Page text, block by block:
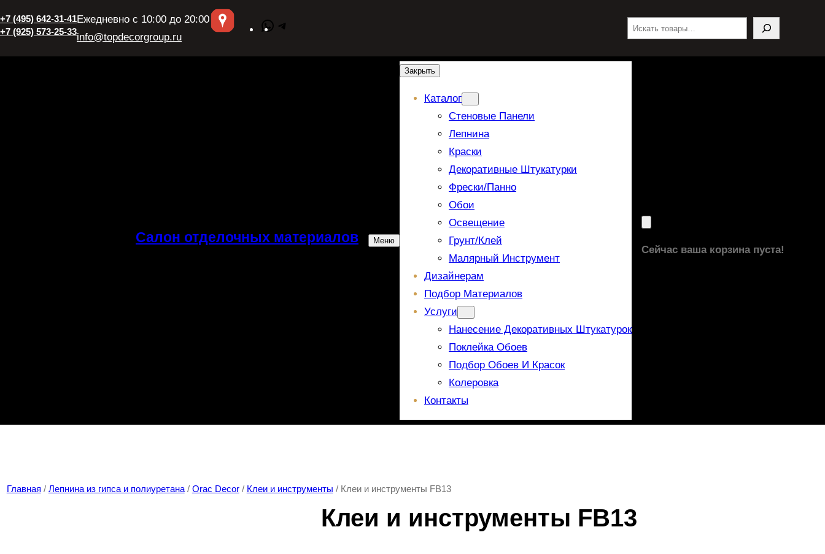
+7 (495) 642-31-41
+7 (925) 573-25-33
Ежедневно с 10:00 до 20:00
info@topdecorgroup.ru
WhatsApp Поиск
Салон отделочных материалов Меню
Закрыть
Каталог
Стеновые Панели
Лепнина
Краски
Декоративные Штукатурки
Фрески/панно
Обои
Освещение
Грунт/Клей
Малярный Инструмент
Дизайнерам
Подбор Материалов
Услуги
Нанесение Декоративных Штукатурок
Поклейка Обоев
Подбор Обоев И Красок
Колеровка
Контакты
Сейчас ваша корзина пуста!
Главная / Лепнина из гипса и полиуретана/ Orac Decor/ Клеи и инструменты / Клеи и инструменты FB13
Клеи и инструменты FB13